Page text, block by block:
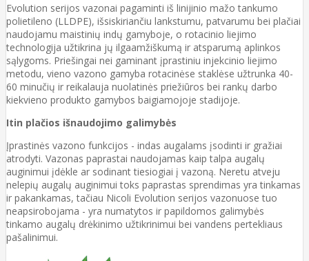
Evolution serijos vazonai pagaminti iš linijinio mažo tankumo
polietileno (LLDPE), išsiskiriančiu lankstumu, patvarumu bei plačiai
naudojamu maistinių indų gamyboje, o rotacinio liejimo
technologija užtikrina jų ilgaamžiškumą ir atsparumą aplinkos
sąlygoms. Priešingai nei gaminant įprastiniu injekcinio liejimo
metodu, vieno vazono gamyba rotacinėse staklėse užtrunka 40-
60 minučių ir reikalauja nuolatinės priežiūros bei rankų darbo
kiekvieno produkto gamybos baigiamojoje stadijoje.
Itin plačios išnaudojimo galimybės
Įprastinės vazono funkcijos - indas augalams įsodinti ir gražiai
atrodyti. Vazonas paprastai naudojamas kaip talpa augalų
auginimui įdėkle ar sodinant tiesiogiai į vazoną. Neretu atveju
nelepių augalų auginimui toks paprastas sprendimas yra tinkamas
ir pakankamas, tačiau Nicoli Evolution serijos vazonuose tuo
neapsirobojama - yra numatytos ir papildomos galimybės
tinkamo augalų drėkinimo užtikrinimui bei vandens pertekliaus
pašalinimui.